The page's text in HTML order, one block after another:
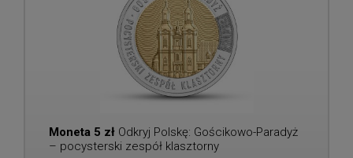
Moneta 5 zł Odkryj Polskę: Gościkowo-Paradyż
– pocysterski zespół klasztorny